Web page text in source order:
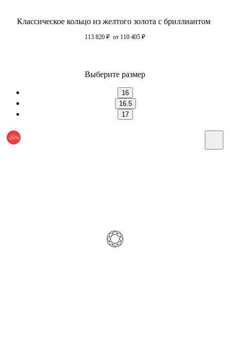
Классическое кольцо из желтого золота с бриллиантом
113 820 ₽ от 110 405 ₽
Выберите размер
16
16.5
17
-25%